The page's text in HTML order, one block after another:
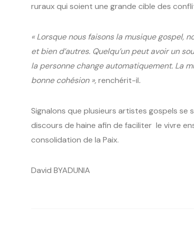
ruraux qui soient une grande cible des
« Lorsque nous faisons la musique gospel,
et bien d’autres. Quelqu’un peut avoir un
la personne change automatiquement. La
bonne cohésion »,renchérit-il.
Signalons que plusieurs artistes gospels
discours de haine afin de faciliter le vivre
consolidation de la Paix.
David BYADUNIA